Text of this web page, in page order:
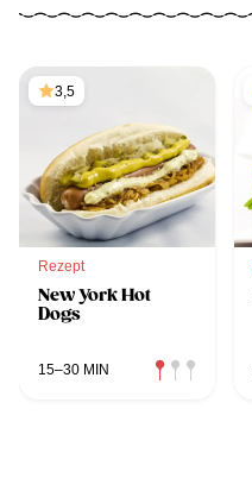
3,5
Rezept
New York Hot
Dogs
15–30 MIN